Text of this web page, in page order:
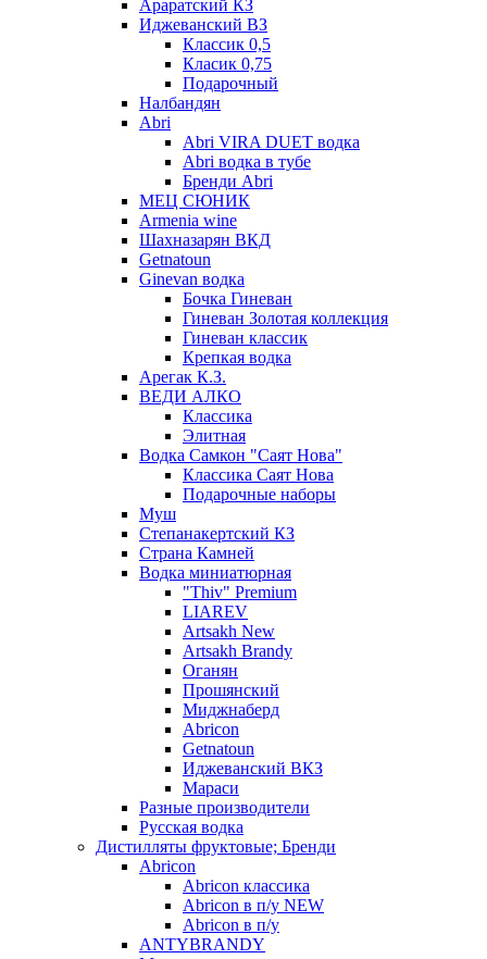
Араратский КЗ
Иджеванский ВЗ
Классик 0,5
Класик 0,75
Подарочный
Налбандян
Abri
Abri VIRA DUET водка
Abri водка в тубе
Бренди Abri
МЕЦ СЮНИК
Armenia wine
Шахназарян ВКД
Getnatoun
Ginevan водка
Бочка Гиневан
Гиневан Золотая коллекция
Гиневан классик
Крепкая водка
Арегак К.З.
ВЕДИ АЛКО
Классика
Элитная
Водка Самкон "Саят Нова"
Классика Саят Нова
Подарочные наборы
Муш
Степанакертский КЗ
Страна Камней
Водка миниатюрная
"Thiv" Premium
LIAREV
Artsakh New
Artsakh Brandy
Оганян
Прошянский
Миджнаберд
Abricon
Getnatoun
Иджеванский ВКЗ
Мараси
Разные производители
Русская водка
Дистилляты фруктовые; Бренди
Abricon
Abricon классика
Abricon в п/у NEW
Abricon в п/у
ANTYBRANDY